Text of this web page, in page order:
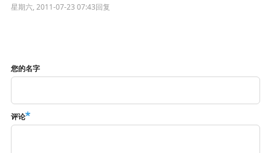
星期六, 2011-07-23 07:43回复
您的名字
评论